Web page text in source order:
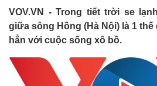
VOV.VN - Trong tiết trời se
giữa sông Hồng (Hà Nội) là 1
hẳn với cuộc sống xô bồ.